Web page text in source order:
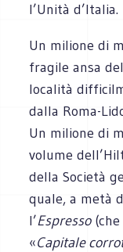
l’Unità d’Italia.
Un milione di
fragile ansa
località
dalla Roma-
Un milione di
volume
della Società
quale, a metà
l’Espresso(che
«Capitale